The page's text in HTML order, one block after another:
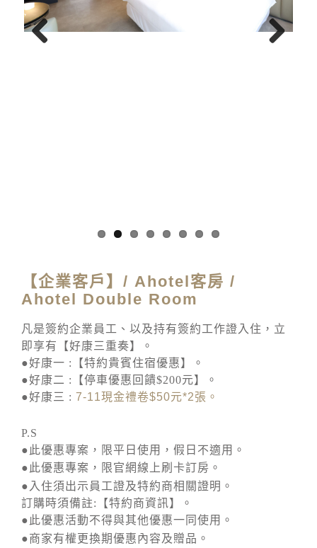
【企業客戶】/ Ahotel客房 /
Ahotel Double Room
凡是簽約企業員工、以及持有簽約工作證入住，立
即享有【好康三重奏】。
●好康一 :【特約貴賓住宿優惠】。
●好康二 :【停車優惠回饋$200元】。
●好康三 : 7-11現金禮卷$50元*2張。
P.S
●此優惠專案，限平日使用，假日不適用。
●此優惠專案，限官網線上刷卡訂房。
●入住須出示員工證及特約商相關證明。
訂購時須備註:【特約商資訊】。
●此優惠活動不得與其他優惠一同使用。
●商家有權更換期優惠內容及贈品。